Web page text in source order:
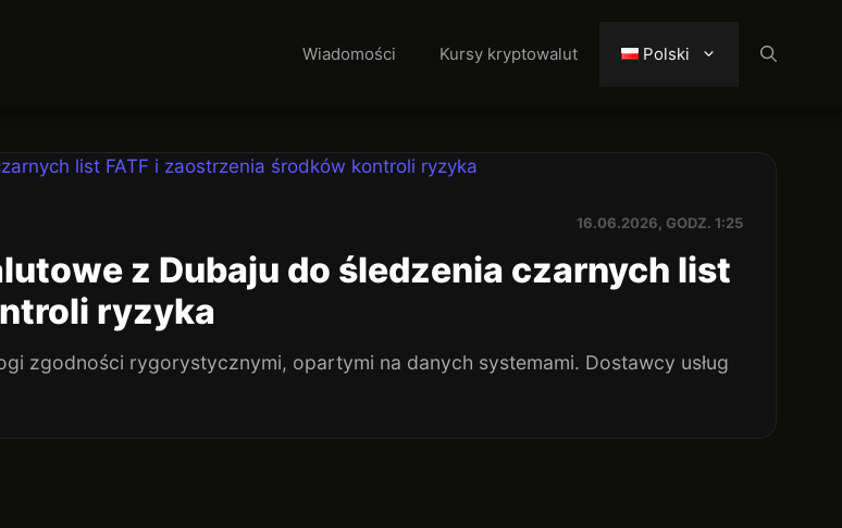
Wiadomości Kursy kryptowalut Polski
16.06.2026, GODZ. 1:25
z Dubaju do śledzenia czarnych list
ryzyka
zgodności rygorystycznymi, opartymi na danych systemami. Dostawcy usług